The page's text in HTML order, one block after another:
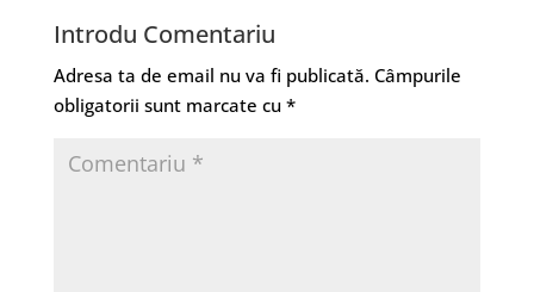
Introdu Comentariu
Adresa ta de email nu va fi publicată. Câmpurile
obligatorii sunt marcate cu *